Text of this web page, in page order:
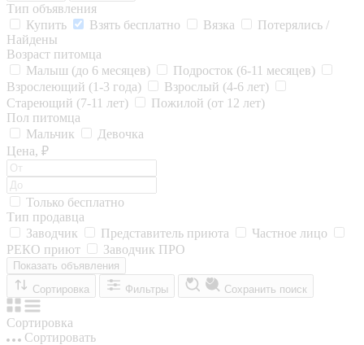
Тип объявления
Купить
Взять бесплатно Вязка
Потерялись /
Найдены
Возраст питомца
Малыш (до 6 месяцев)
Подросток (6-11 месяцев)
Взрослеющий (1-3 года)
Взрослый (4-6 лет)
Стареющий (7-11 лет)
Пожилой (от 12 лет)
Пол питомца
Мальчик
Девочка
Цена, ₽
Только бесплатно
Тип продавца
Заводчик
Представитель приюта
Частное лицо
РЕКО приют
Заводчик ПРО
Показать объявления
Сортировка
Фильтры Сохранить поиск
Сортировка
Сортировать